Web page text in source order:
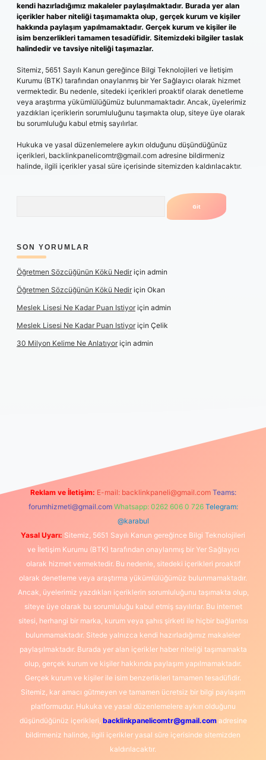
kendi hazırladığımız makaleler paylaşılmaktadır. Burada yer alan
içerikler haber niteliği taşımamakta olup, gerçek kurum ve kişiler
hakkında paylaşım yapılmamaktadır. Gerçek kurum ve kişiler ile
isim benzerlikleri tamamen tesadüfidir. Sitemizdeki bilgiler taslak
halindedir ve tavsiye niteliği taşımazlar.
Sitemiz, 5651 Sayılı Kanun gereğince Bilgi Teknolojileri ve İletişim
Kurumu (BTK) tarafından onaylanmış bir Yer Sağlayıcı olarak hizmet
vermektedir. Bu nedenle, sitedeki içerikleri proaktif olarak denetleme
veya araştırma yükümlülüğümüz bulunmamaktadır. Ancak, üyelerimiz
yazdıkları içeriklerin sorumluluğunu taşımakta olup, siteye üye olarak
bu sorumluluğu kabul etmiş sayılırlar.
Hukuka ve yasal düzenlemelere aykırı olduğunu düşündüğünüz
içerikleri, backlinkpanelicomtr@gmail.com adresine bildirmeniz
halinde, ilgili içerikler yasal süre içerisinde sitemizden kaldırılacaktır.
SON YORUMLAR
Öğretmen Sözcüğünün Kökü Nediriçin admin
Öğretmen Sözcüğünün Kökü Nediriçin Okan
Meslek Lisesi Ne Kadar Puan Istiyoriçin admin
Meslek Lisesi Ne Kadar Puan Istiyoriçin Çelik
30 Milyon Kelime Ne Anlatıyoriçin admin
Reklam ve İletişim: E-mail: backlinkpaneli@gmail.com Teams:
forumhizmeti@gmail.com Whatsapp: 0262 606 0 726 Telegram:
@karabul
Yasal Uyarı: Sitemiz, 5651 Sayılı Kanun gereğince Bilgi Teknolojileri
ve İletişim Kurumu (BTK) tarafından onaylanmış bir Yer Sağlayıcı
olarak hizmet vermektedir. Bu nedenle, sitedeki içerikleri proaktif
olarak denetleme veya araştırma yükümlülüğümüz bulunmamaktadır.
Ancak, üyelerimiz yazdıkları içeriklerin sorumluluğunu taşımakta olup,
siteye üye olarak bu sorumluluğu kabul etmiş sayılırlar. Bu internet
sitesi, herhangi bir marka, kurum veya şahıs şirketi ile hiçbir bağlantısı
bulunmamaktadır. Sitede yalnızca kendi hazırladığımız makaleler
paylaşılmaktadır. Burada yer alan içerikler haber niteliği taşımamakta
olup, gerçek kurum ve kişiler hakkında paylaşım yapılmamaktadır.
Gerçek kurum ve kişiler ile isim benzerlikleri tamamen tesadüfidir.
Sitemiz, kar amacı gütmeyen ve tamamen ücretsiz bir bilgi paylaşım
platformudur. Hukuka ve yasal düzenlemelere aykırı olduğunu
düşündüğünüz içerikleri, backlinkpanelicomtr@gmail.comadresine
bildirmeniz halinde, ilgili içerikler yasal süre içerisinde sitemizden
kaldırılacaktır.